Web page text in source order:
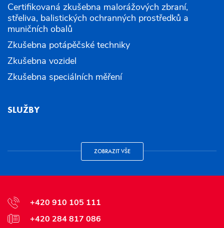
Certifikovaná zkušebna malorážových zbraní,
střeliva, balistických ochranných prostředků a
muničních obalů
Zkušebna potápěčské techniky
Zkušebna vozidel
Zkušebna speciálních měření
SLUŽBY
ZOBRAZIT VŠE
+420 910 105 111
+420 284 817 086